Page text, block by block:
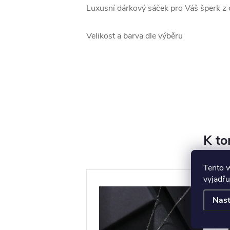
Tento
Luxusní dárkový sáček pro Váš šperk
Velikost a barva dle výběru
K